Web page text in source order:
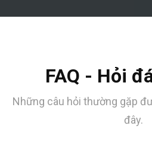
FAQ - Hỏi
Những câu hỏi thường gặp
đây.